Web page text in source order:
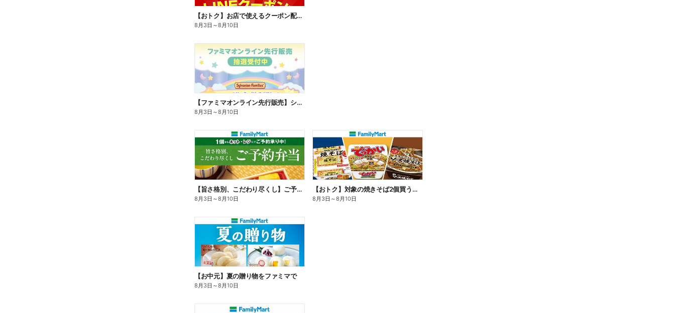
【おトク】お店で使えるクーポン配信中
8月3日 ～8月10日
【ファミマオンライン先行販売】シルバニアファミリー
8月3日 ～8月10日
【旨さ格別、こだわり尽くし】ご予約弁当
8月3日 ～8月10日
【おトク】対象の焼きそば2個買うと100円引き!
8月3日 ～8月10日
【お中元】夏の贈り物をファミマで
8月3日 ～8月10日